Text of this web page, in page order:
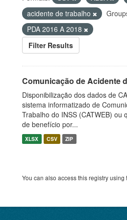
acidente de trabalho
PDA 2016 A 2018
Filter Results
Comunicação de Acidente
Disponibilização dos dados de
sistema informatizado de
Trabalho do INSS (CATWEB) ou
de benefício por...
XLSX CSV ZIP
You can also access this registry using